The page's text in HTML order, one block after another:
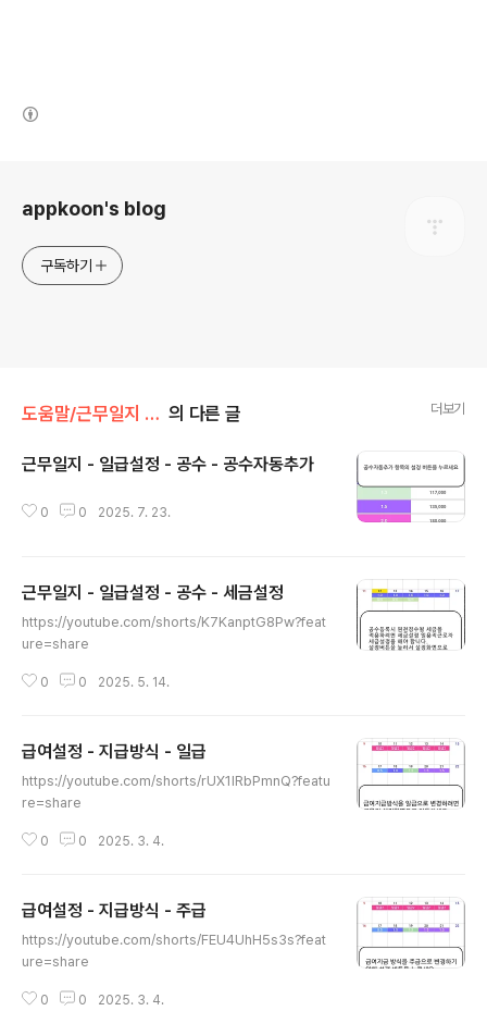
appkoon's blog
구독하기
도움말/근무일지 (안드로이드) 의 다른 글 더보기
근무일지 - 일급설정 - 공수 - 공수자동추가
0 0 2025. 7. 23.
근무일지 - 일급설정 - 공수 - 세금설정
https://youtube.com/shorts/K7KanptG8Pw?feat
ure=share
0 0 2025. 5. 14.
급여설정 - 지급방식 - 일급
https://youtube.com/shorts/rUX1IRbPmnQ?featu
re=share
0 0 2025. 3. 4.
급여설정 - 지급방식 - 주급
https://youtube.com/shorts/FEU4UhH5s3s?feat
ure=share
0 0 2025. 3. 4.